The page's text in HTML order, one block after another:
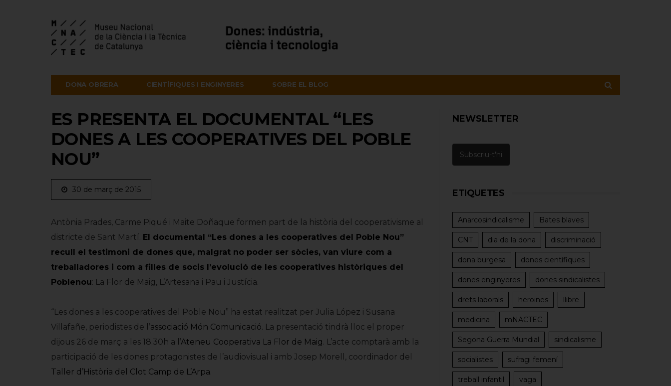
DONA OBRERA CIENTÍFIQUES I ENGINYERES SOBRE EL BLOG
ES PRESENTA EL DOCUMENTAL “LES
DONES A LES COOPERATIVES DEL POBLE
NOU”
30 de març de 2015
Antònia Prades, Carme Piqué i Maite Doñaque formen part de la història del cooperativisme al
districte de Sant Martí. El documental “Les dones a les cooperatives del Poble Nou”
recull el testimoni de dones que, malgrat no poder ser sòcies, van viure com a
treballadores i com a filles de socis l’evolució de les cooperatives històriques del
Poblenou: La Flor de Maig, L’Artesana i Pau i Justícia.
“Les dones a les cooperatives del Poble Nou” ha estat realitzat per Julia López i Susana
Villafañe, periodistes de l’associació Món Comunicació. La presentació tindrà lloc el proper
dijous 26 de març a les 18.30h a l’Ateneu Cooperativa La Flor de Maig. L’acte comptarà amb la
participació de les dones protagonistes de l’audiovisual i amb Josep Morell, coordinador del
Taller d’Història del Clot Camp de L’Arpa.
NEWSLETTER
Subscriu-t'hi
ETIQUETES
Anarcosindicalisme Bates blaves
CNT dia de la dona discriminació
dona burgesa dones científiques
dones enginyeres dones sindicalistes
drets laborals heroïnes llibre
medicina mNACTEC
Segona Guerra Mundial sindicalisme
socialistes sufragi femení
treball infantil vaga